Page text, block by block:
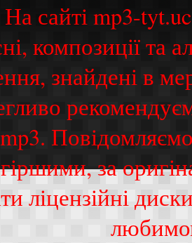
сайті mp3-
композиції
знайдені в
mp3.
за
ліцензійні